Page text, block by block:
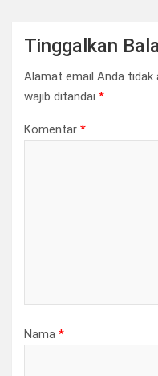
Tinggalkan
Alamat email Anda tidak
wajib ditandai *
Komentar *
Nama *